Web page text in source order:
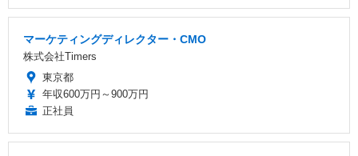
マーケティングディレクター・CMO
株式会社Timers
東京都
年収600万円～900万円
正社員